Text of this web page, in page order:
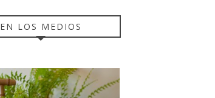
EN LOS MEDIOS